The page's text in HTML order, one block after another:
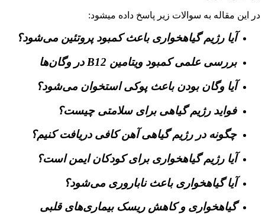
در این مقاله به سوالات زیر پاسخ داده میشود:
آیا رژیم گیاهخواری باعث کمبود پروتئین می‌شود؟
بررسی علمی کمبود ویتامین B12 در وگان‌ها
آیا وگان بودن باعث پوکی استخوان می‌شود؟
فواید رژیم گیاهی برای سلامتی چیست؟
چگونه در رژیم گیاهی آهن کافی دریافت کنیم؟
آیا رژیم گیاهخواری برای کودکان ایمن است؟
آیا گیاهخواری باعث ناباروری می‌شود؟
گیاهخواری و کاهش ریسک بیماری‌های قلبی